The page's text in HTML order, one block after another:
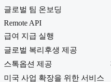
글로벌 팀 온보딩
Remote API
급여 지급 실행
글로벌 복리후생 제공
스톡옵션 제공
미국 사업 확장을 위한 서비스